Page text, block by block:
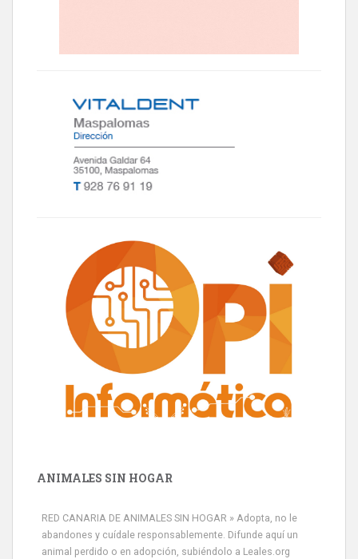
ANIMALES SIN HOGAR
RED CANARIA DE ANIMALES SIN HOGAR » Adopta, no le
abandones y cuídale responsablemente. Difunde aquí un
animal perdido o en adopción, subiéndolo a Leales.org
Minni desaparecido
» Míralo en todos los navegadores y en Google Play con Leales.org
o en todas las redes sociales c...